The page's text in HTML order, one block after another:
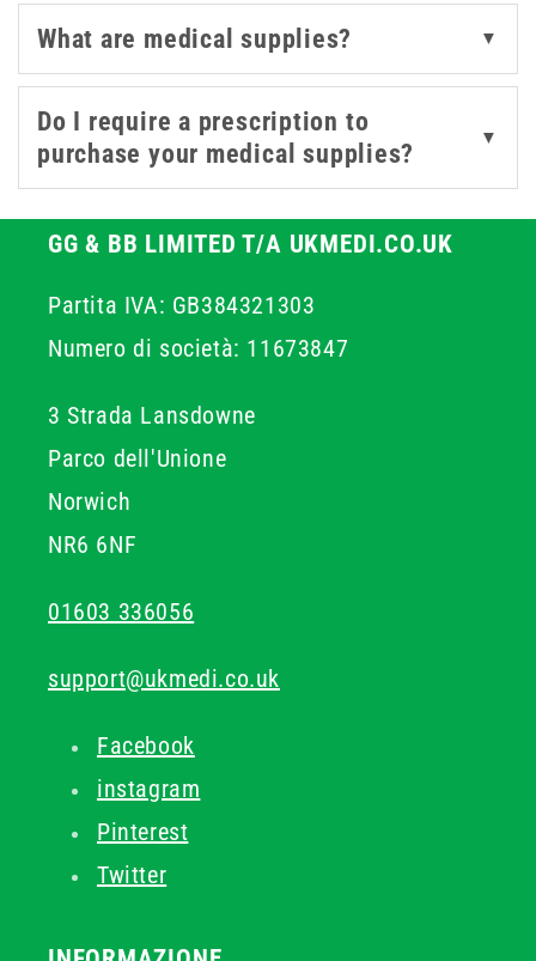
With top-quality brands like 3M, BD, and our own
UKMEDI line, you can rely on consistent performance
and full compliance with healthcare regulations. Many
of our products are colour-coded or categorised for
easy identification, helping you save time during high-
pressure situations. Explore our full range of medical
every setting.
What are medical supplies? ▼
Do I require a prescription to
purchase your medical supplies?
▼
GG & BB LIMITED T/A UKMEDI.CO.UK
Partita IVA: GB384321303
Numero di società: 11673847
3 Strada Lansdowne
Parco dell'Unione
Norwich
NR6 6NF
01603 336056
support@ukmedi.co.uk
Facebook
instagram
Pinterest
Twitter